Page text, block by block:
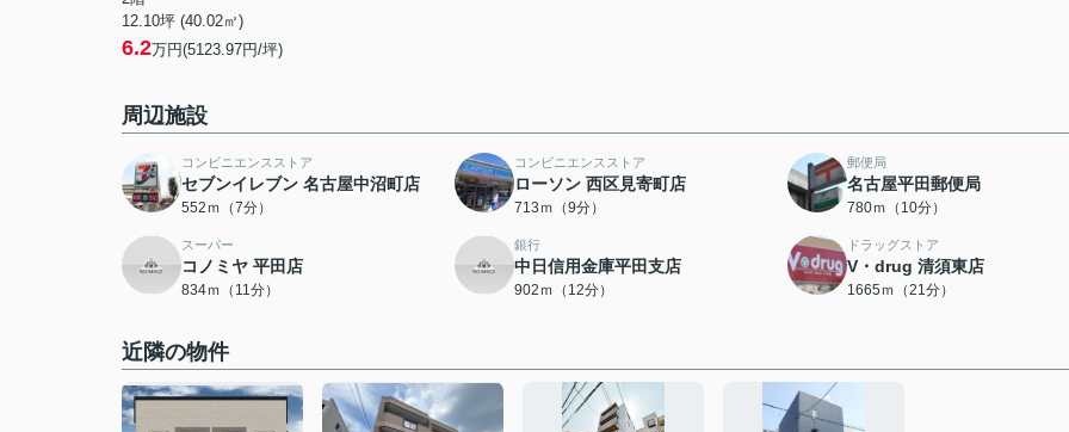
12.10坪 (40.02㎡)
6.2万円(5123.97円/坪)
周辺施設
コンビニエンスストア
セブンイレブン 名古屋中沼町店
552ｍ（7分）
コンビニエンスストア
ローソン 西区見寄町店
713ｍ（9分）
郵便局
名古屋平田郵便局
780ｍ（10分）
スーパー
コノミヤ 平田店
834ｍ（11分）
銀行
中日信用金庫平田支店
902ｍ（12分）
ドラッグストア
V・drug 清須東店
1665ｍ（21分）
近隣の物件